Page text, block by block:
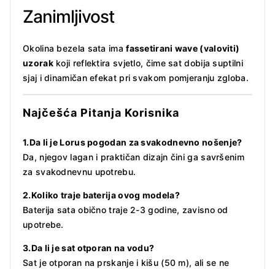
Zanimljivost
Okolina bezela sata imafassetirani wave (valoviti)
uzorakkoji reflektira svjetlo, čime sat dobija suptilni
sjaj i dinamičan efekat pri svakom pomjeranju zgloba.
Najčešća Pitanja Korisnika
1.Da li je Lorus pogodan za svakodnevno nošenje?
Da, njegov lagan i praktičan dizajn čini ga savršenim
za svakodnevnu upotrebu.
2.Koliko traje baterija ovog modela?
Baterija sata obično traje 2-3 godine, zavisno od
upotrebe.
3.Da li je sat otporan na vodu?
Sat je otporan na prskanje i kišu (50 m), ali se ne